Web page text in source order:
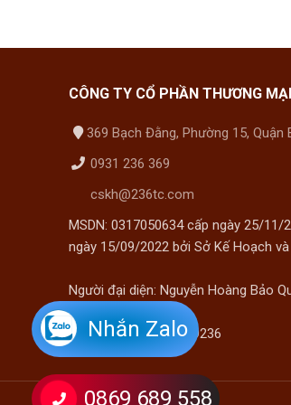
CÔNG TY CỔ PHẦN THƯƠNG
369 Bạch Đằng, Phường 15, Quận
0931 236 369
cskh@236tc.com
MSDN: 0317050634 cấp ngày 25/11/
ngày 15/09/2022 bởi Sở Kế Hoạch
Người đại diện: Nguyễn Hoàng Bảo
Điện thoại: 028 3535 9236
Nhắn Zalo
0869 689 558